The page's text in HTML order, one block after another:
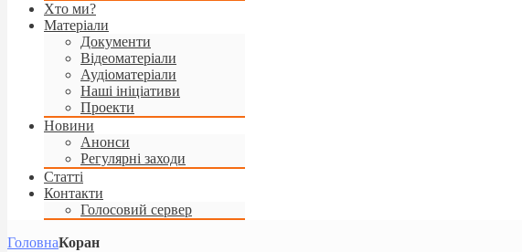
Хто ми?
Матеріали
Документи
Відеоматеріали
Аудіоматеріали
Наші ініціативи
Проекти
Новини
Анонси
Регулярні заходи
Статті
Контакти
Голосовий сервер
ГоловнаКоран